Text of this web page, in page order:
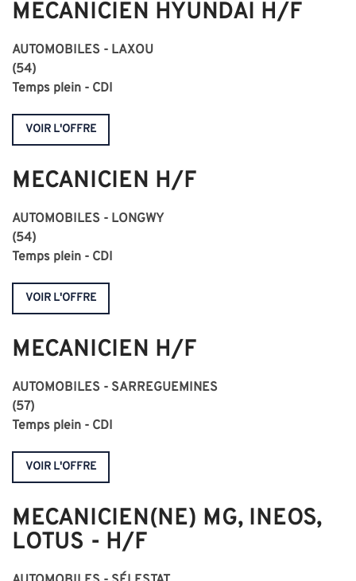
MECANICIEN HYUNDAI H/F
AUTOMOBILES - LAXOU
(54)
Temps plein - CDI
VOIR L'OFFRE
MECANICIEN H/F
AUTOMOBILES - LONGWY
(54)
Temps plein - CDI
VOIR L'OFFRE
MECANICIEN H/F
AUTOMOBILES - SARREGUEMINES
(57)
Temps plein - CDI
VOIR L'OFFRE
MECANICIEN(NE) MG, INEOS,
LOTUS - H/F